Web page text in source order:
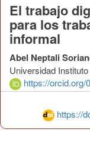
https://
El trabajo
para los
informal
Abel Neptali
Universidad
https://orcid.org/